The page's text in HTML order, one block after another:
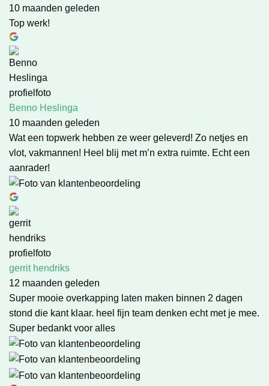
10 maanden geleden
Top werk!
Benno Heslinga
10 maanden geleden
Wat een topwerk hebben ze weer geleverd! Zo netjes en
vlot, vakmannen! Heel blij met m’n extra ruimte. Echt een
aanrader!
gerrit hendriks
12 maanden geleden
Super mooie overkapping laten maken binnen 2 dagen
stond die kant klaar. heel fijn team denken echt met je mee.
Super bedankt voor alles